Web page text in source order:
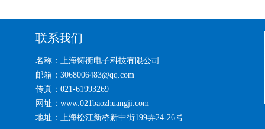
联系我们
名称：上海铸衡电子科技有限公司
邮箱：3068006483@qq.com
传真：021-61993269
网址：www.021baozhuangji.com
地址：上海松江新桥新中街199弄24-26号